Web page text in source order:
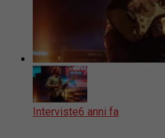
Interviste6 anni fa